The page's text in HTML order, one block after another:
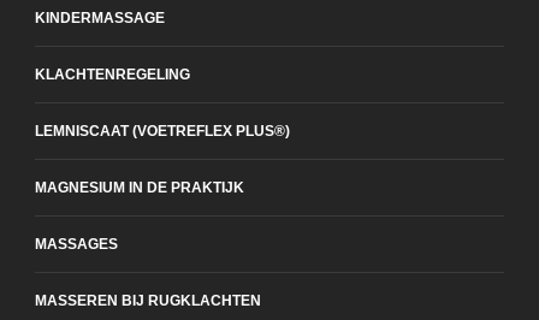
KINDERMASSAGE
KLACHTENREGELING
LEMNISCAAT (VOETREFLEX PLUS®)
MAGNESIUM IN DE PRAKTIJK
MASSAGES
MASSEREN BIJ RUGKLACHTEN